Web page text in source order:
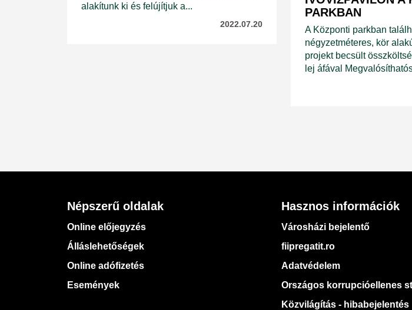
alakítunk ki és felújítjuk a...
2022.07.20
PARKBAN
A Központi parkban
négyzetméteres, kör
projekt becsült
lej áfával
Népszerű oldalak
Online előjegyzés
Álláslehetőségek
Online adófizetés
Események
Hasznos információk
Városházi bejelentő
fiipregatit.ro
Adatvédelem
Országos korrupcióellenes
Közvilágítás - hibabejelentés